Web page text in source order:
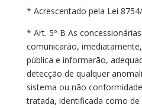
* Acrescentado pela Lei
* Art. 5º-B As
comunicarão,
pública e informarão,
detecção de qualquer
sistema ou não
tratada, identificada como de